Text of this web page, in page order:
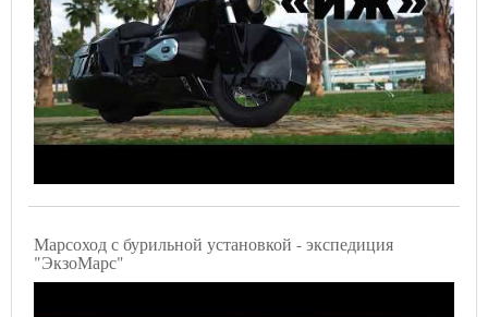
Марсоход с бурильной установкой - экспедиция
"ЭкзоМарс"